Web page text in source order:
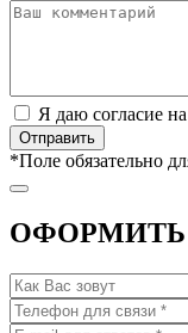
Я даю согласие
*Поле обязательно
ОФОРМИТЬ